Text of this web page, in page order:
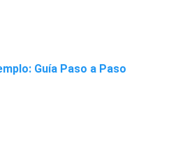
Guía Paso a Paso